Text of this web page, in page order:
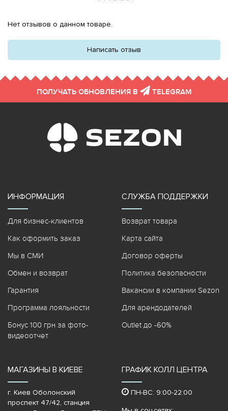
Нет отзывов о данном товаре.
Написать отзыв
ПОЛУЧАТЬ ОБНОВЛЕНИЯ В TELEGRAM
ИНФОРМАЦИЯ
Для бизнес-клиентов
Как оформить заказ
Мы в СМИ
Обмен и возврат
Гарантия
Программа лояльности
Бонус 100 грн за фото-
видеоотчет
СЛУЖБА ПОДДЕРЖКИ
Возврат товара
Карта сайта
Договор оферты
Политика безопасности
Вакансии в компании Sezon
Для арендодателей
Outlet до -60%
МАГАЗИНЫ В КИЕВЕ
г. Киев Оболонский
проспект 47/42, станция
ГРАФИК КОЛЛ ЦЕНТРА
ПН-ВС: 9:00-22:00